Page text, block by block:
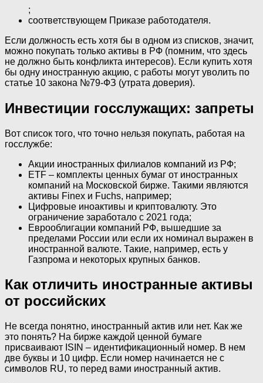
;
соответствующем Приказе работодателя.
Если должность есть хотя бы в одном из списков, значит,
можно покупать только активы в РФ (помним, что здесь
не должно быть конфликта интересов). Если купить хотя
бы одну иностранную акцию, с работы могут уволить по
статье 10 закона №79-ФЗ (утрата доверия).
Инвестиции госслужащих: запреты
Вот список того, что точно нельзя покупать, работая на
госслужбе:
Акции иностранных филиалов компаний из РФ;
ETF – комплекты ценных бумаг от иностранных
компаний на Московской бирже. Такими являются
активы Finex и Fuchs, например;
Цифровые иноактивы и криптовалюту. Это
ограничение заработало с 2021 года;
Еврооблигации компаний РФ, вышедшие за
пределами России или если их номинал выражен в
иностранной валюте. Такие, например, есть у
Газпрома и некоторых крупных банков.
Как отличить иностранные активы
от российских
Не всегда понятно, иностранный актив или нет. Как же
это понять? На бирже каждой ценной бумаге
присваивают ISIN – идентификационный номер. В нем
две буквы и 10 цифр. Если номер начинается не с
символов RU, то перед вами иностранный актив.